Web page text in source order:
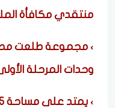
منتقدي مكافأة
مجموعة طلعت
وحدات المرحلة